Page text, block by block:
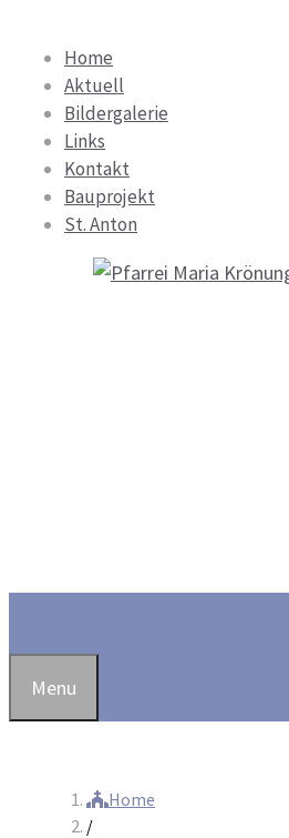
Inhalt
Home
Aktuell
Bildergalerie
Links
Kontakt
Bauprojekt
St. Anton
Menu
Home
/